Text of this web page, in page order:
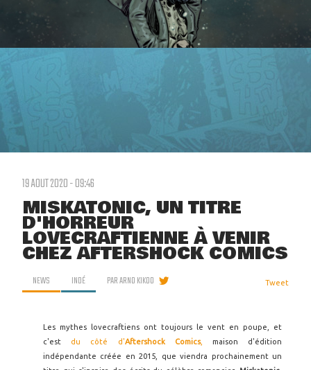
19 AOUT 2020 - 09:46
MISKATONIC, UN TITRE
D'HORREUR
LOVECRAFTIENNE À VENIR
CHEZ AFTERSHOCK COMICS
NEWS INDÉ PARARNO KIKOO Tweet
Les mythes lovecraftiens ont toujours le vent en poupe, et
c'est du côté d'Aftershock Comics,
maison d'édition
indépendante créée en 2015, que viendra prochainement un